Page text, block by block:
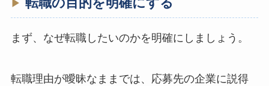
まず、なぜ転職したいのかを明確にしましょう。
転職理由が曖昧なままでは、応募先の企業に説得